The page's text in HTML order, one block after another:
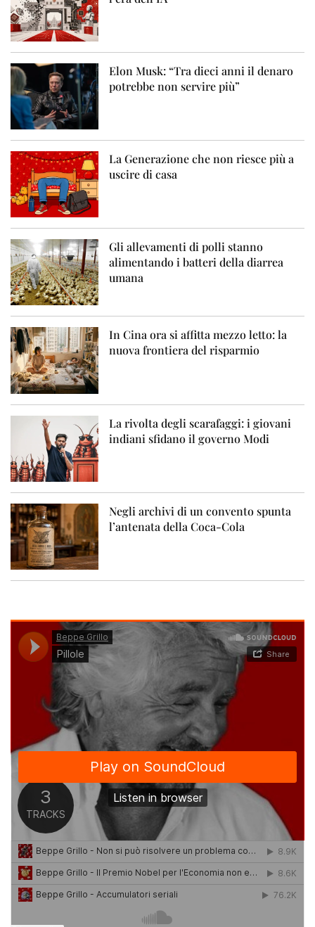
Elon Musk: “Tra dieci anni il denaro
potrebbe non servire più”
La Generazione che non riesce più a
uscire di casa
Gli allevamenti di polli stanno
alimentando i batteri della diarrea
umana
In Cina ora si affitta mezzo letto: la
nuova frontiera del risparmio
La rivolta degli scarafaggi: i giovani
indiani sfidano il governo Modi
Negli archivi di un convento spunta
l’antenata della Coca-Cola